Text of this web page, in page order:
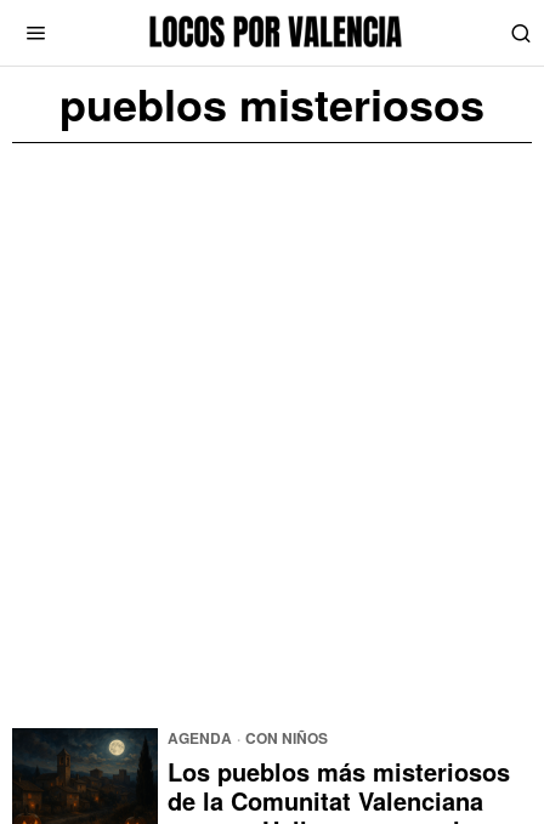
pueblos misteriosos
AGENDA · CON NIÑOS
Los pueblos más misteriosos
de la Comunitat Valenciana